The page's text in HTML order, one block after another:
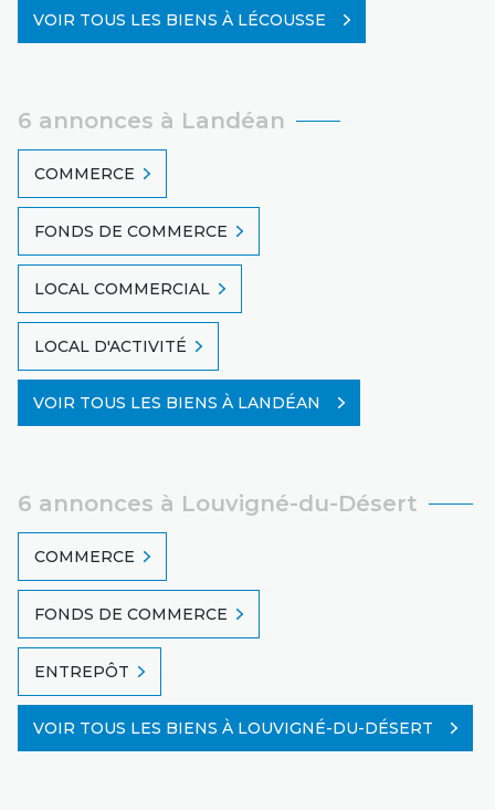
VOIR TOUS LES BIENS À LÉCOUSSE
6 annonces à Landéan
COMMERCE
FONDS DE COMMERCE
LOCAL COMMERCIAL
LOCAL D'ACTIVITÉ
VOIR TOUS LES BIENS À LANDÉAN
6 annonces à Louvigné-du-Désert
COMMERCE
FONDS DE COMMERCE
ENTREPÔT
VOIR TOUS LES BIENS À LOUVIGNÉ-DU-DÉSERT